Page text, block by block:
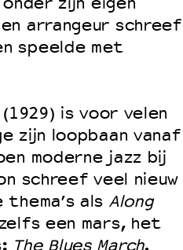
arrangeur schreef
speelde met
is voor velen
zijn loopbaan vanaf
moderne jazz bij
schreef veel nieuw
als Along
een mars, het
The Blues March.